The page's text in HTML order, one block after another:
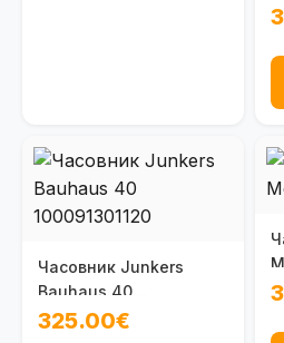
Часовник Junkers
Bauhaus 40
100091301120
325.00€